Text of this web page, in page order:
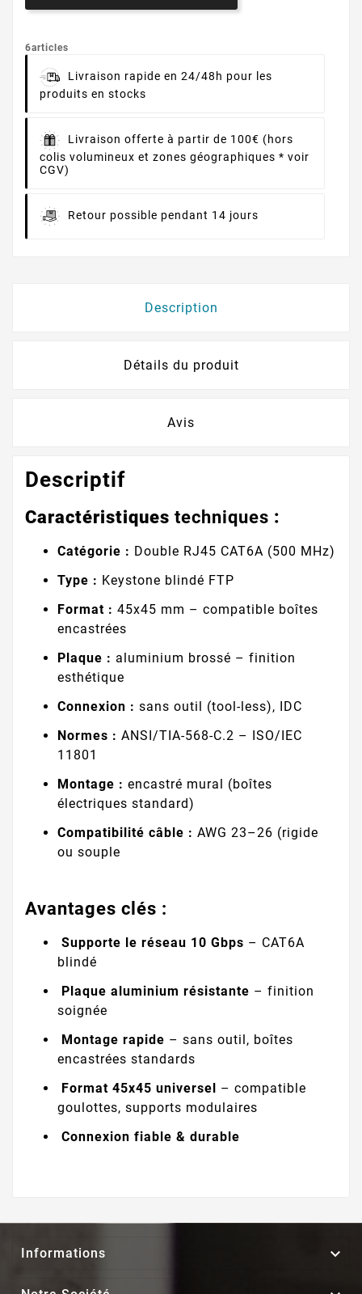
6articles
Livraison rapide en 24/48h pour les
produits en stocks
Livraison offerte à partir de 100€ (hors
colis volumineux et zones géographiques * voir
CGV)
Retour possible pendant 14 jours
Description
Détails du produit
Avis
Descriptif
Caractéristiques techniques :
Catégorie : Double RJ45 CAT6A (500 MHz)
Type : Keystone blindé FTP
Format : 45x45 mm – compatible boîtes
encastrées
Plaque : aluminium brossé – finition
esthétique
Connexion : sans outil (tool-less), IDC
Normes : ANSI/TIA-568-C.2 – ISO/IEC
11801
Montage : encastré mural (boîtes
électriques standard)
Compatibilité câble : AWG 23–26 (rigide
ou souple
Avantages clés :
Supporte le réseau 10 Gbps – CAT6A
blindé
Plaque aluminium résistante – finition
soignée
Montage rapide – sans outil, boîtes
encastrées standards
Format 45x45 universel – compatible
goulottes, supports modulaires
Connexion fiable & durable
Informations 